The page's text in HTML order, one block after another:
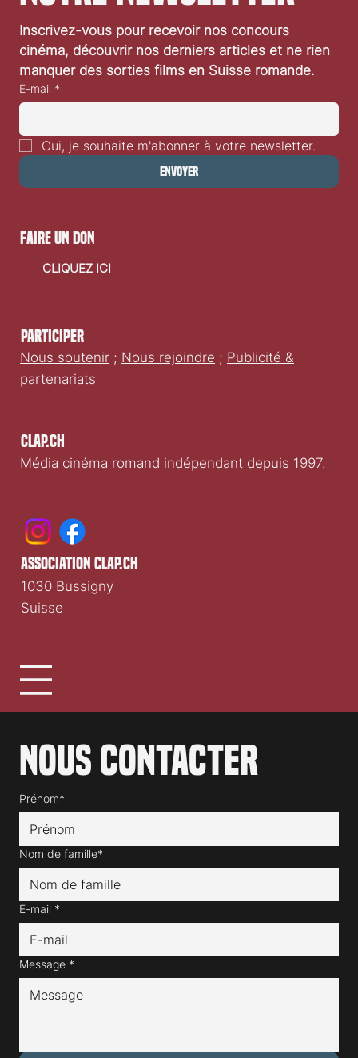
Inscrivez-vous pour recevoir nos concours
cinéma, découvrir nos derniers articles et ne rien
manquer des sorties films en Suisse romande.
E-mail *
Oui, je souhaite m'abonner à votre newsletter.
Envoyer
Clap.ch
Média cinéma romand indépendant depuis 1997.
Participer
Nous soutenir ; Nous rejoindre ; Publicité &
partenariats
Nous contacter
Prénom*
Nom de famille*
E-mail *
Message *
faire un don
CLIQUEZ ICI
association clap.ch
1030 Bussigny
Suisse